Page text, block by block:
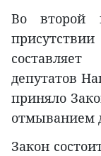
Во второй
депутатов
приняло
отмыванием
Закон